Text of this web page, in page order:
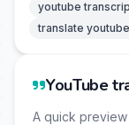
youtube
translate
YouTube
A quick